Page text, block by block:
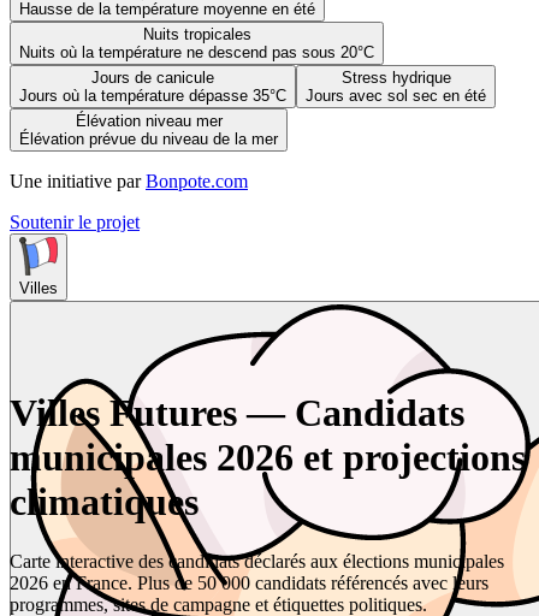
Hausse de la température moyenne en été
Nuits tropicales
Nuits où la température ne descend pas sous 20°C
Jours de canicule
Jours où la température dépasse 35°C
Stress hydrique
Jours avec sol sec en été
Élévation niveau mer
Élévation prévue du niveau de la mer
Une initiative par Bonpote.com
Soutenir le projet
Villes
Villes Futures — Candidats
municipales 2026 et projections
climatiques
Carte interactive des candidats déclarés aux élections municipales
2026 en France. Plus de 50 000 candidats référencés avec leurs
programmes, sites de campagne et étiquettes politiques.